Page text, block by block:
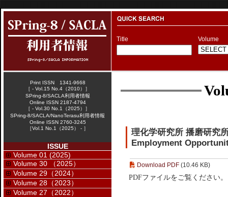
Title Volume
理化学研究所 播磨研究
Employment
Download PDF (10.46 KB)
PDFファイルをご覧ください。
Print ISSN 1341-9668
［ - Vol.15 No.4（2010）］
SPring-8/SACLA利用者情報
Online ISSN 2187-4794
［ - Vol.30 No.1（2025）］
SPring-8/SACLA/NanoTerasu利用者情報
Online ISSN 2760-3245
［Vol.1 No.1（2025） - ］
ISSUE
Volume 01 (2025)
Volume 30 （2025）
Volume 29（2024）
Volume 28（2023）
Volume 27（2022）